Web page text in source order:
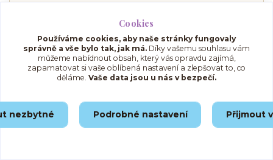
Aqua, Squalane, Simmondsia Chinensis Seed Oil,
Glycerin, Sodium Citrate, Gluconolactone, Sodium
Oil, Citric Acid, Cananga Odorata (Ylang Ylang) Flower
Oil, Hamamelis Virginiana Leaf Extract, Alkanna
Cookies
Používáme cookies, aby naše stránky fungovaly
správně a vše bylo tak, jak má. Díky vašemu souhlasu vám
můžeme nabídnout obsah, který vás opravdu zajímá,
zapamatovat si vaše oblíbená nastavení a zlepšovat to, co
děláme. Vaše data jsou u nás v bezpečí.
nezbytné Podrobné nastavení Přijmout